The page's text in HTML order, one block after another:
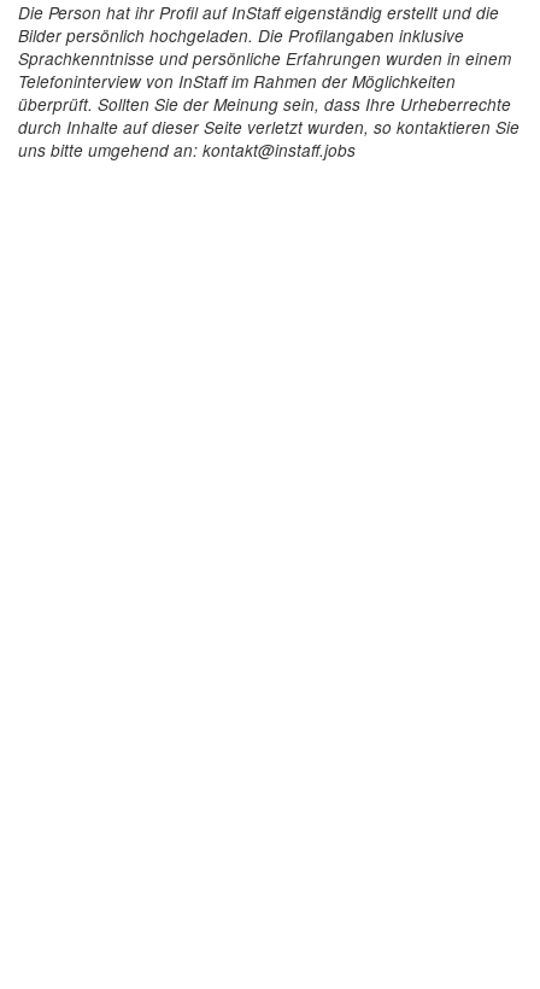
Die Person hat ihr Profil auf InStaff eigenständig erstellt und die
Bilder persönlich hochgeladen. Die Profilangaben inklusive
Sprachkenntnisse und persönliche Erfahrungen wurden in einem
Telefoninterview von InStaff im Rahmen der Möglichkeiten
überprüft. Sollten Sie der Meinung sein, dass Ihre Urheberrechte
durch Inhalte auf dieser Seite verletzt wurden, so kontaktieren Sie
uns bitte umgehend an: kontakt@instaff.jobs